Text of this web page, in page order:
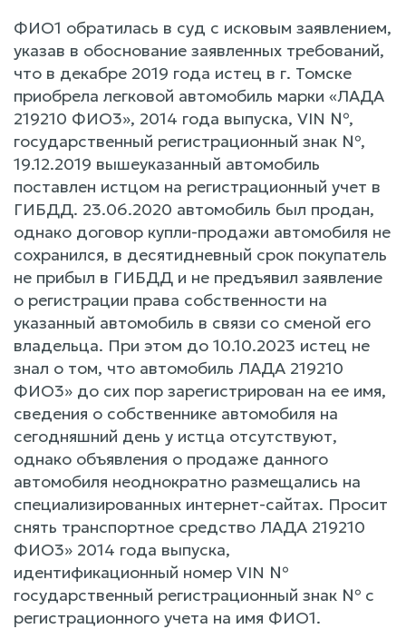
ФИО1 обратилась в суд с исковым заявлением,
указав в обоснование заявленных требований,
что в декабре 2019 года истец в г. Томске
приобрела легковой автомобиль марки «ЛАДА
219210 ФИО3», 2014 года выпуска, VIN №,
государственный регистрационный знак №,
19.12.2019 вышеуказанный автомобиль
поставлен истцом на регистрационный учет в
ГИБДД. 23.06.2020 автомобиль был продан,
однако договор купли-продажи автомобиля не
сохранился, в десятидневный срок покупатель
не прибыл в ГИБДД и не предъявил заявление
о регистрации права собственности на
указанный автомобиль в связи со сменой его
владельца. При этом до 10.10.2023 истец не
знал о том, что автомобиль ЛАДА 219210
ФИО3» до сих пор зарегистрирован на ее имя,
сведения о собственнике автомобиля на
сегодняшний день у истца отсутствуют,
однако объявления о продаже данного
автомобиля неоднократно размещались на
специализированных интернет-сайтах. Просит
снять транспортное средство ЛАДА 219210
ФИО3» 2014 года выпуска,
идентификационный номер VIN №
государственный регистрационный знак № с
регистрационного учета на имя ФИО1.